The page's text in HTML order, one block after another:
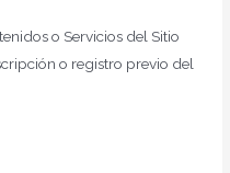
o Servicios del Sitio
o registro previo del